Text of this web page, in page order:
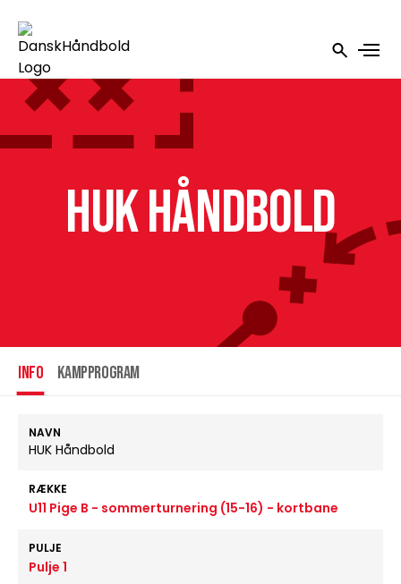
HUK Håndbold
INFO Kampprogram
NAVN
HUK Håndbold
RÆKKE
U11 Pige B - sommerturnering (15-16) - kortbane
PULJE
Pulje 1